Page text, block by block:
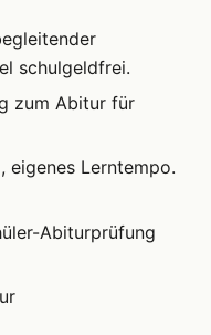
schulgeldfrei.
zum Abitur für
eigenes Lerntempo.
Abiturprüfung